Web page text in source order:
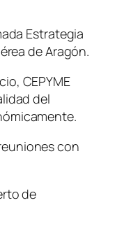
Estrategia
de Aragón.
CEPYME
del
con
de